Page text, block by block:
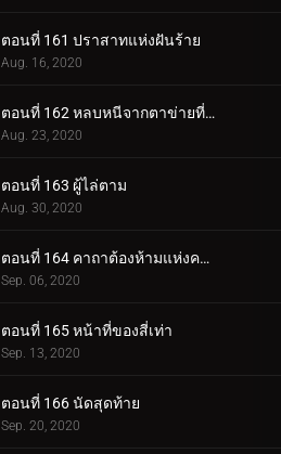
ตอนที่ 161 ปราสาทแห่งฝันร้าย
Aug. 16, 2020
ตอนที่ 162 หลบหนีจากตาข่ายที่กระชับ
Aug. 23, 2020
ตอนที่ 163 ผู้ไล่ตาม
Aug. 30, 2020
ตอนที่ 164 คาถาต้องห้ามแห่งความตาย
Sep. 06, 2020
ตอนที่ 165 หน้าที่ของสี่เท่า
Sep. 13, 2020
ตอนที่ 166 นัดสุดท้าย
Sep. 20, 2020